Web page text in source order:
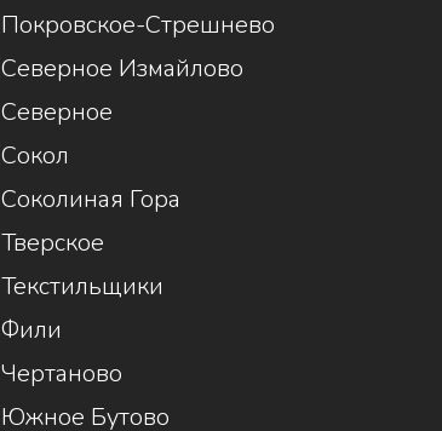
Покровское-Стрешнево
Северное Измайлово
Северное
Сокол
Соколиная Гора
Тверское
Текстильщики
Фили
Чертаново
Южное Бутово